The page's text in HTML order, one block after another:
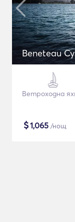
Beneteau
Ветроходна
$1,065 /нощ